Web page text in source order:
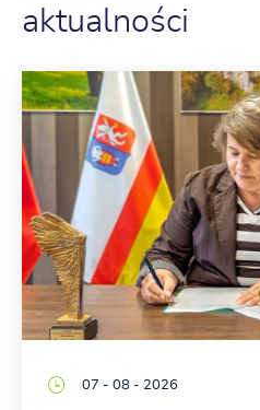
aktualności
07 - 08 - 2026